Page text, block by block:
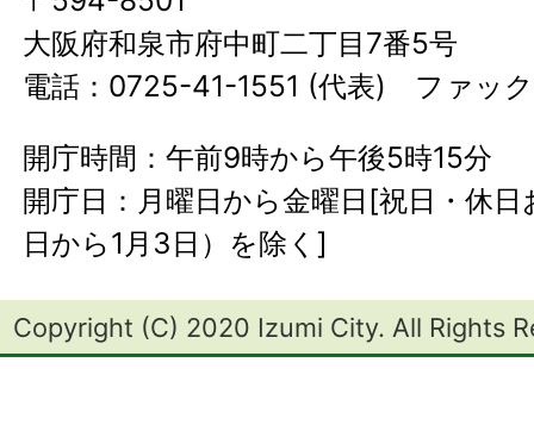
大阪府和泉市府中町二丁目7番5号
電話：0725-41-1551 (代表) ファッ
開庁時間：午前9時から午後5時15分
開庁日：月曜日から金曜日[祝日・休
日から1月3日）を除く]
Copyright (C) 2020 Izumi City. All Rights